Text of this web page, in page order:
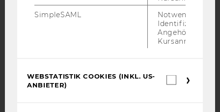
DATENSCHUTZERKLÄRUNG SOCIAL MEDIA
DATENSCHUTZERKLÄRUNG
STUDIENBEWERBER*INNEN UND STUDIERENDE
COOKIE EINSTELLUNGEN
Barrierefreiheitserklärung
SimpleSAML
Notwendig zur
Identifizierung
Angehörige/r für
Kursanmeldung.
WEBSTATISTIK COOKIES (INKL. US-
ANBIETER)